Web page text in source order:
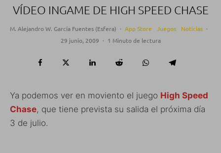
VÍDEO INGAME DE HIGH SPEED CHASE
M. Alejandro W. García Fuentes (Esfera) · App Store Juegos Noticias ·
29 junio, 2009 · 1 Minuto de lectura
Ya podemos ver en moviento el juego High Speed
Chase, que tiene prevista su salida el próxima día
3 de julio.